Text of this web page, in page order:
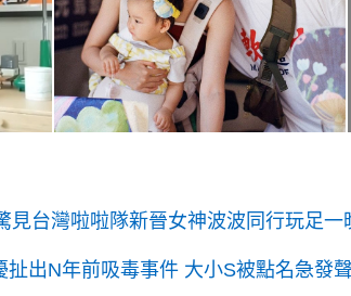
見台灣啦啦隊新晉女神波波同行玩足一
扯出N年前吸毒事件 大小S被點名急發